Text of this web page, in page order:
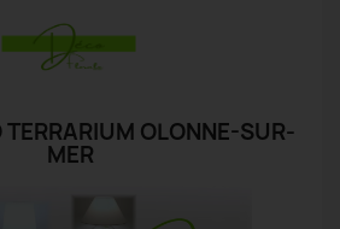
TERRARIUM OLONNE-SUR-
MER